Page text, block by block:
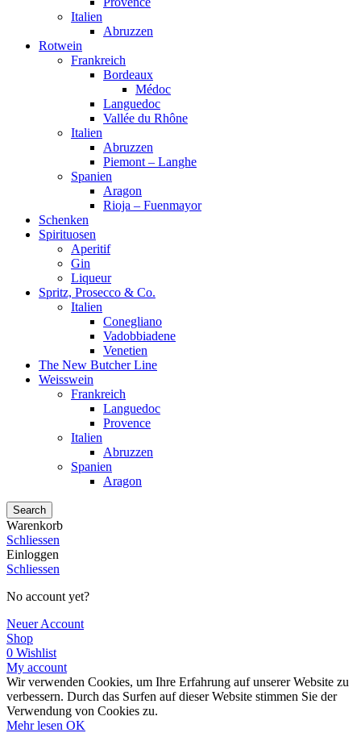
Italien
Abruzzen
Rotwein
Frankreich
Bordeaux
Médoc
Languedoc
Vallée du Rhône
Italien
Abruzzen
Piemont – Langhe
Spanien
Aragon
Rioja – Fuenmayor
Schenken
Spirituosen
Aperitif
Gin
Liqueur
Spritz, Prosecco & Co.
Italien
Conegliano
Vadobbiadene
Venetien
The New Butcher Line
Weisswein
Frankreich
Languedoc
Provence
Italien
Abruzzen
Spanien
Aragon
Search
Warenkorb
Schliessen
Einloggen
Schliessen
No account yet?
Neuer Account
Shop
0 Wishlist
My account
Wir verwenden Cookies, um Ihre Erfahrung auf unserer Website zu
verbessern. Durch das Surfen auf dieser Website stimmen Sie der
Verwendung von Cookies zu.
Mehr lesen Mehr
OK